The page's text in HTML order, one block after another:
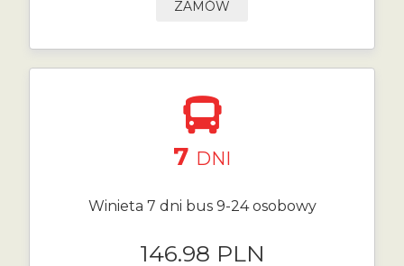
ZAMÓW
7 DNI
Winieta 7 dni bus 9-24 osobowy
146.98 PLN